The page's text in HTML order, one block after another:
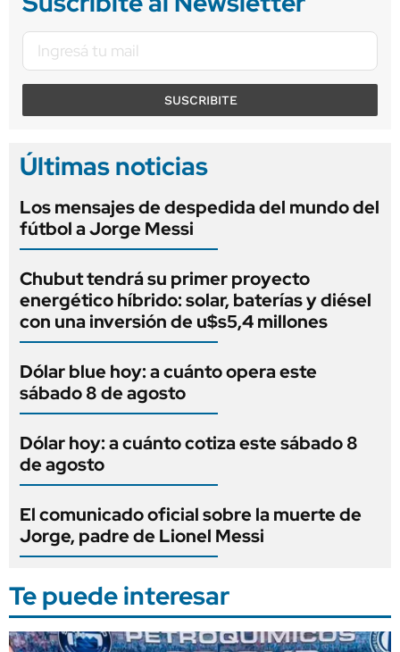
SUSCRIBITE
Últimas noticias
Los mensajes de despedida del mundo del
fútbol a Jorge Messi
Chubut tendrá su primer proyecto
energético híbrido: solar, baterías y diésel
con una inversión de u$s5,4 millones
Dólar blue hoy: a cuánto opera este
sábado 8 de agosto
Dólar hoy: a cuánto cotiza este sábado 8
de agosto
El comunicado oficial sobre la muerte de
Jorge, padre de Lionel Messi
Te puede interesar